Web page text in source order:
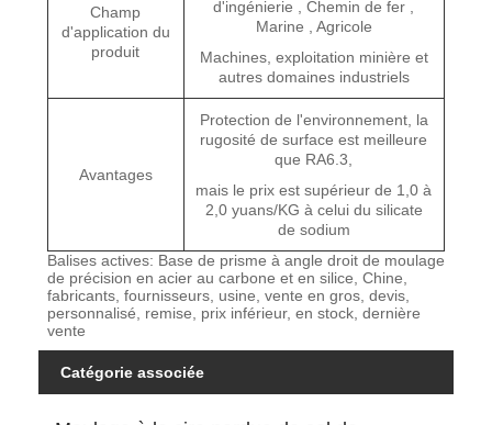
Champ
d'application du
produit
d'ingénierie , Chemin de fer ,
Marine , Agricole
Machines, exploitation minière et
autres domaines industriels
Avantages
Protection de l'environnement, la
rugosité de surface est meilleure
que RA6.3,
mais le prix est supérieur de 1,0 à
2,0 yuans/KG à celui du silicate
de sodium
Balises actives: Base de prisme à angle droit de moulage
de précision en acier au carbone et en silice, Chine,
fabricants, fournisseurs, usine, vente en gros, devis,
personnalisé, remise, prix inférieur, en stock, dernière
vente
Catégorie associée